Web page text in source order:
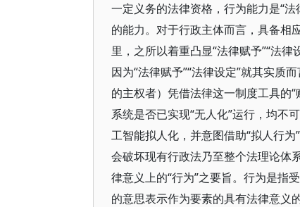
一定义务的法律资格，行为能力是“
的能力。对于行政主体而言，具备相
里，之所以着重凸显“法律赋予”“法
因为“法律赋予”“法律设定”就其实质
的主权者）凭借法律这一制度工具的
系统是否已实现“无人化”运行，均不
工智能拟人化，并意图借助“拟人行
会破坏现有行政法乃至整个法理论体
律意义上的“行为”之要旨。行为是指
的意思表示作为要素的具有法律意义